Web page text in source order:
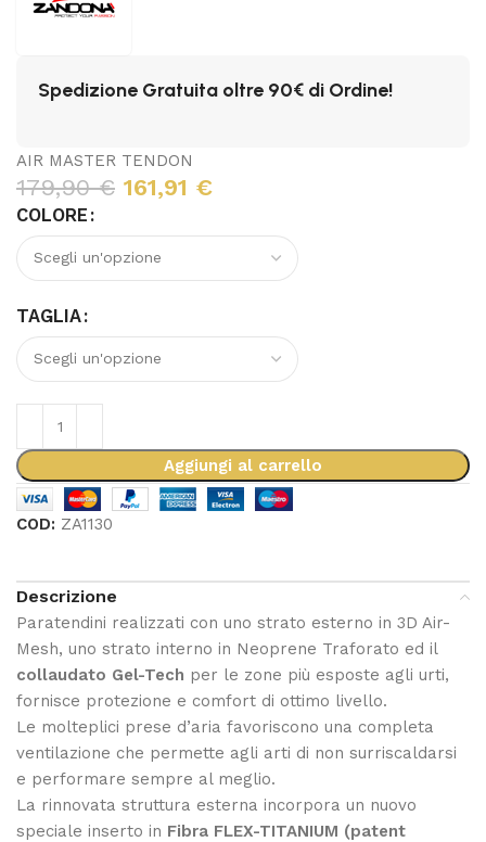
Spedizione Gratuita oltre 90€ di Ordine!
AIR MASTER TENDON
179,90€ 161,91 €
COLORE
TAGLIA
Aggiungi al carrello
COD: ZA1130
Descrizione
Paratendini realizzati con uno strato esterno in 3D Air-
Mesh, uno strato interno in Neoprene Traforato ed il
collaudato Gel-Tech per le zone più esposte agli urti,
fornisce protezione e comfort di ottimo livello.
Le molteplici prese d’aria favoriscono una completa
ventilazione che permette agli arti di non surriscaldarsi
e performare sempre al meglio.
La rinnovata struttura esterna incorpora un nuovo
speciale inserto in Fibra FLEX-TITANIUM (patent